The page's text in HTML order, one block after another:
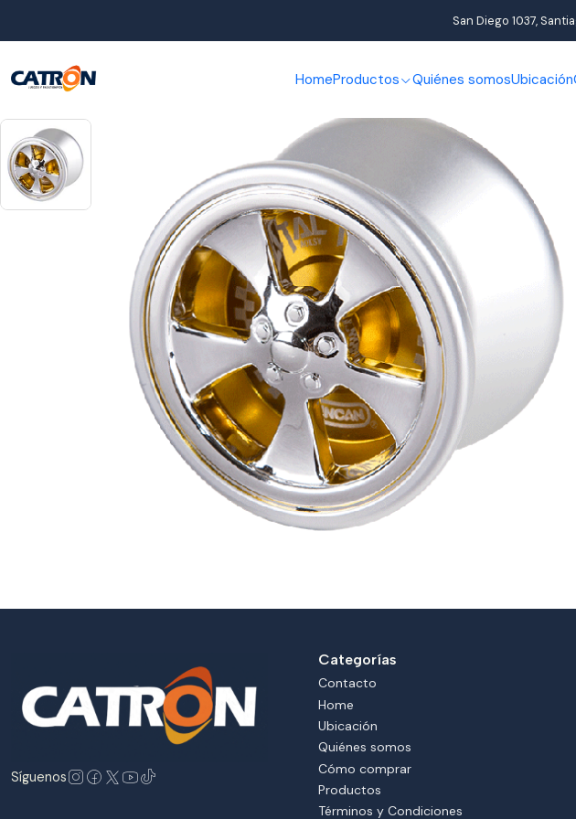
HomeProductos Quiénes somosUbicación
San Diego 1037,
Inicio Productos
Síguenos
Categorías
Contacto
Home
Ubicación
Quiénes somos
Cómo comprar
Productos
Términos y Condiciones